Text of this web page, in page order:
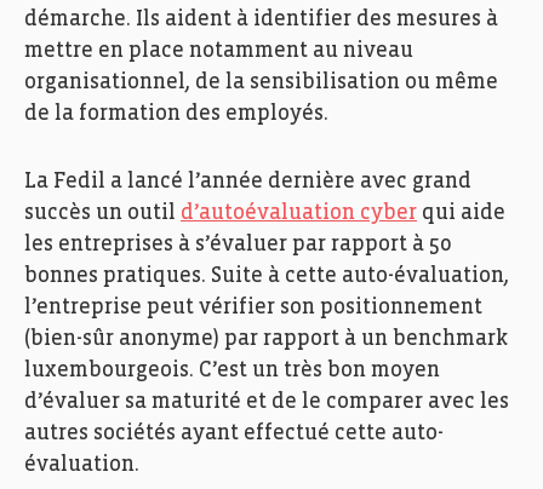
démarche. Ils aident à identifier des mesures à
mettre en place notamment au niveau
organisationnel, de la sensibilisation ou même
de la formation des employés.
La Fedil a lancé l’année dernière avec grand
succès un outil d’autoévaluation cyber qui aide
les entreprises à s’évaluer par rapport à 50
bonnes pratiques. Suite à cette auto-évaluation,
l’entreprise peut vérifier son positionnement
(bien-sûr anonyme) par rapport à un benchmark
luxembourgeois. C’est un très bon moyen
d’évaluer sa maturité et de le comparer avec les
autres sociétés ayant effectué cette auto-
évaluation.